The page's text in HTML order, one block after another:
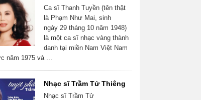
Ca sĩ Thanh Tuyền (tên thật
là Phạm Như Mai, sinh
ngày 29 tháng 10 năm 1948)
là một ca sĩ nhạc vàng thành
danh tại miền Nam Việt Nam
năm 1975 và ...
Nhạc sĩ Trầm Tử Thiêng
Nhạc sĩ Trầm Tử